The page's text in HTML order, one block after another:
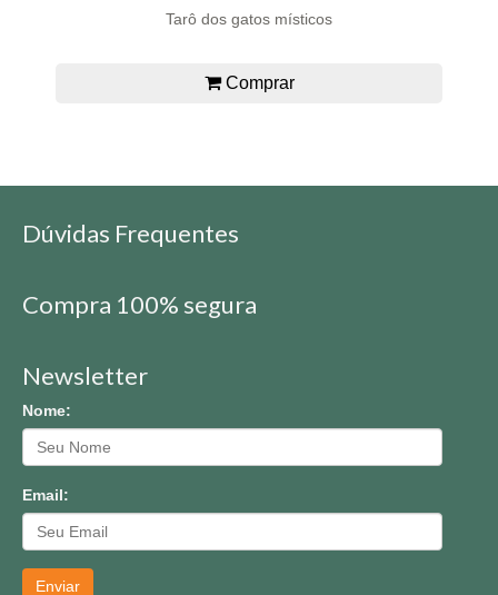
Tarô dos gatos místicos
Comprar
Dúvidas Frequentes
Compra 100% segura
Newsletter
Nome:
Email:
Enviar